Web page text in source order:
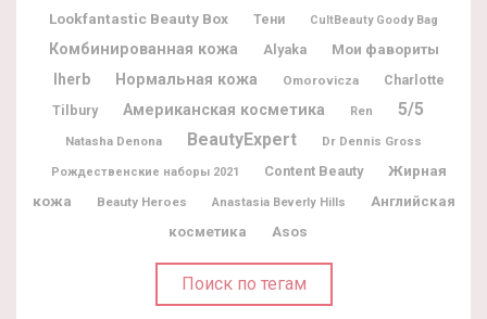
Lookfantastic Beauty Box Тени CultBeauty Goody Bag
Комбинированная кожа Alyaka
Мои фавориты
Iherb
Нормальная кожа Omorovicza
Charlotte
Tilbury
Американская косметика Ren 5/5
Natasha Denona BeautyExpert Dr Dennis Gross
Рождественские наборы 2021 Content Beauty
Жирная
кожа
Beauty Heroes Anastasia Beverly Hills
Английская
косметика
Asos
Поиск по тегам